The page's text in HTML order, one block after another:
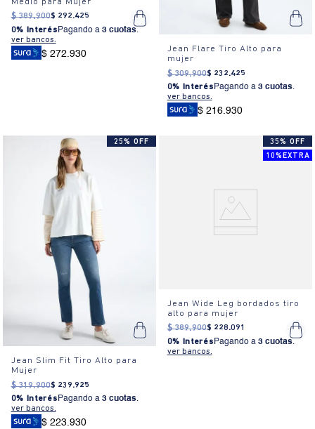
Medio para Mujer
$ 389.900$ 292.425
0% Interés Pagando a 3 cuotas.
ver bancos.
$ 272.930
Jean Flare Tiro Alto para
mujer
$ 309.900$ 232.425
0% Interés Pagando a 3 cuotas.
ver bancos.
$ 216.930
25% OFF
Jean Slim Fit Tiro Alto para
Mujer
$ 319.900$ 239.925
0% Interés Pagando a 3 cuotas.
ver bancos.
$ 223.930
35% OFF
10%EXTRA
Jean Wide Leg bordados tiro
alto para mujer
$ 389.900$ 228.091
0% Interés Pagando a 3 cuotas.
ver bancos.